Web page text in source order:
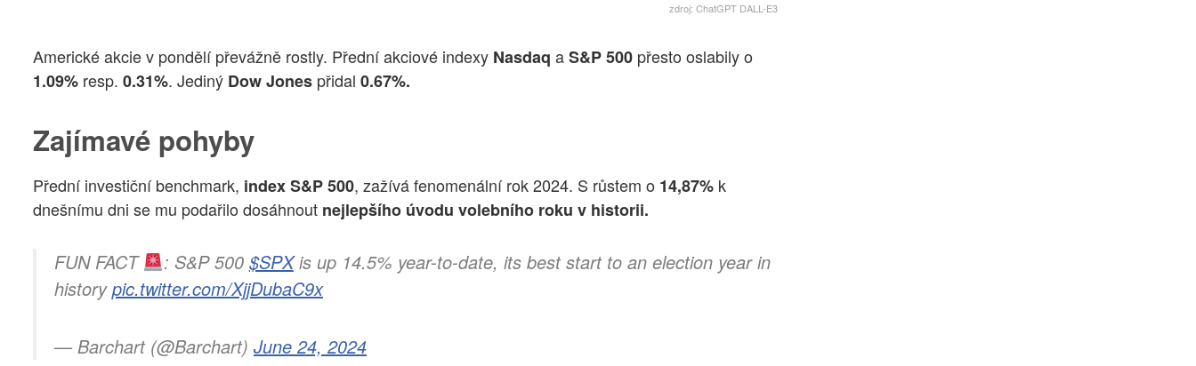
zdroj: ChatGPT DALL-E3
Americké akcie v pondělí převážně rostly. Přední akciové indexy Nasdaq aS&P 500 přesto oslabily o
1.09% resp. 0.31%. Jediný Dow Jones přidal 0.67%.
Zajímavé pohyby
Přední investiční benchmark, index S&P 500, zažívá fenomenální rok 2024. S růstem o 14,87% k
dnešnímu dni se mu podařilo dosáhnout nejlepšího úvodu volebního roku v historii.
FUN FACT : S&P 500 $SPXis up 14.5% year-to-date, its best start to an election year in
historypic.twitter.com/XjjDubaC9x
— Barchart (@Barchart) June 24, 2024